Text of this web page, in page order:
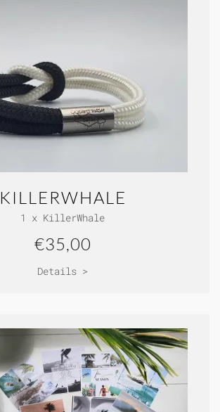
KILLERWHALE
1 x KillerWhale
€35,00
Details >